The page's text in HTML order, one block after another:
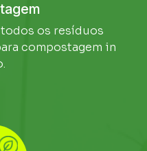
os resíduos
compostagem in